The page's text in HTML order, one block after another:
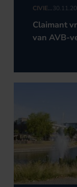
CIVIEL
RECHT
Claimant
van AVB-